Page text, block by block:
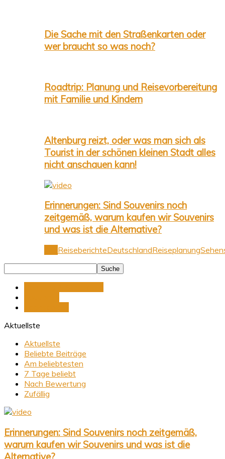
Die Sache mit den Straßenkarten oder
wer braucht so was noch?
Roadtrip: Planung und Reisevorbereitung
mit Familie und Kindern
Altenburg reizt, oder was man sich als
Tourist in der schönen kleinen Stadt alles
nicht anschauen kann!
Erinnerungen: Sind Souvenirs noch
zeitgemäß, warum kaufen wir Souvenirs
und was ist die Alternative?
ReiseberichteDeutschlandReiseplanung
Aktuellste
Aktuellste
Beliebte Beiträge
Am beliebtesten
7 Tage beliebt
Nach Bewertung
Zufällig
Erinnerungen: Sind Souvenirs noch zeitgemäß,
warum kaufen wir Souvenirs und was ist die
Alternative?